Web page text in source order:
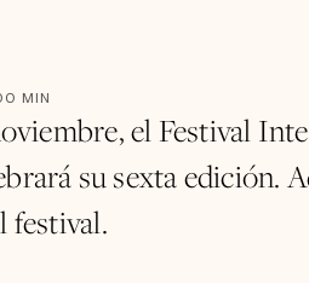
MIN
el Festival
su sexta edición.
festival.